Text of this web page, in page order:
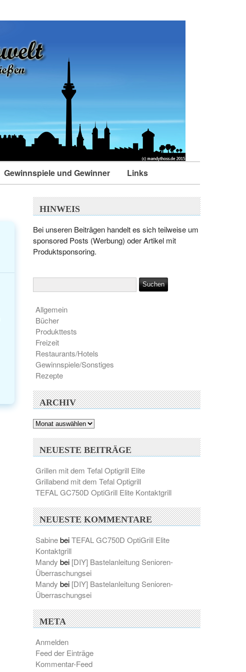
Gewinnspiele und Gewinner Links
HINWEIS
Bei unseren Beiträgen handelt es sich teilweise um
sponsored Posts (Werbung) oder Artikel mit
Produktsponsoring.
Allgemein
Bücher
Produkttests
Freizeit
Restaurants/Hotels
Gewinnspiele/Sonstiges
Rezepte
ARCHIV
Archiv
NEUESTE BEITRÄGE
Grillen mit dem Tefal Optigrill Elite
Grillabend mit dem Tefal Optigrill
TEFAL GC750D OptiGrill Elite Kontaktgrill
NEUESTE KOMMENTARE
SabinebeiTEFAL GC750D OptiGrill Elite
Kontaktgrill
Mandy bei [DIY] Bastelanleitung Senioren-
Überraschungsei
Mandy bei [DIY] Bastelanleitung Senioren-
Überraschungsei
META
Anmelden
Feed der Einträge
Kommentar-Feed